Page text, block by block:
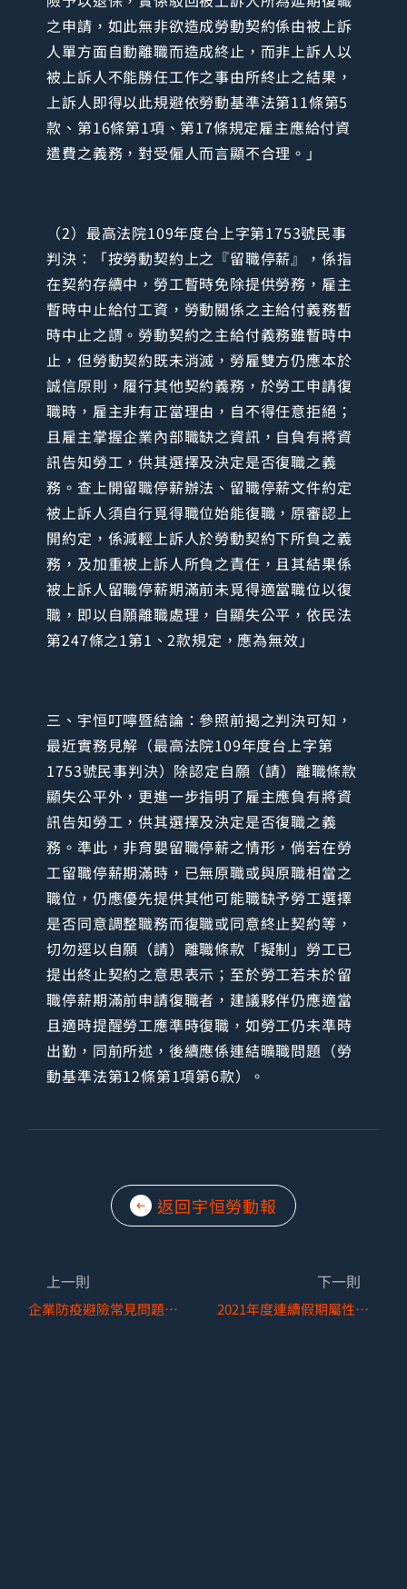
之申請，如此無非欲造成勞動契約係由被上訴
人單方面自動離職而造成終止，而非上訴人以
被上訴人不能勝任工作之事由所終止之結果，
上訴人即得以此規避依勞動基準法第11條第5
款、第16條第1項、第17條規定雇主應給付資
遣費之義務，對受僱人而言顯不合理。」
（2）最高法院109年度台上字第1753號民事
判決：「按勞動契約上之『留職停薪』，係指
在契約存續中，勞工暫時免除提供勞務，雇主
暫時中止給付工資，勞動關係之主給付義務暫
時中止之謂。勞動契約之主給付義務雖暫時中
止，但勞動契約既未消滅，勞雇雙方仍應本於
誠信原則，履行其他契約義務，於勞工申請復
職時，雇主非有正當理由，自不得任意拒絕；
且雇主掌握企業內部職缺之資訊，自負有將資
訊告知勞工，供其選擇及決定是否復職之義
務。查上開留職停薪辦法、留職停薪文件約定
被上訴人須自行覓得職位始能復職，原審認上
開約定，係減輕上訴人於勞動契約下所負之義
務，及加重被上訴人所負之責任，且其結果係
被上訴人留職停薪期滿前未覓得適當職位以復
職，即以自願離職處理，自顯失公平，依民法
第247條之1第1、2款規定，應為無效」
三、宇恒叮嚀暨結論：參照前揭之判決可知，
最近實務見解（最高法院109年度台上字第
1753號民事判決）除認定自願（請）離職條款
顯失公平外，更進一步指明了雇主應負有將資
訊告知勞工，供其選擇及決定是否復職之義
務。準此，非育嬰留職停薪之情形，倘若在勞
工留職停薪期滿時，已無原職或與原職相當之
職位，仍應優先提供其他可能職缺予勞工選擇
是否同意調整職務而復職或同意終止契約等，
切勿逕以自願（請）離職條款「擬制」勞工已
提出終止契約之意思表示；至於勞工若未於留
職停薪期滿前申請復職者，建議夥伴仍應適當
且適時提醒勞工應準時復職，如勞工仍未準時
出勤，同前所述，後續應係連結曠職問題（勞
動基準法第12條第1項第6款）。
返回宇恒勞動報
上一則
企業防疫避險常見問題整理─兼論企業防疫保單規劃
下一則
2021年度連續假期屬性圖表分析